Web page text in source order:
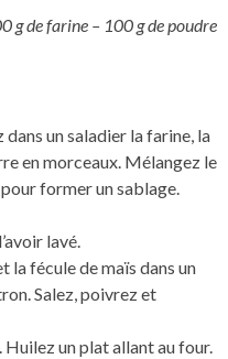
g de farine – 100 g de poudre
un saladier la farine, la
en morceaux. Mélangez le
former un sablage.
lavé.
la fécule de maïs dans un
Salez, poivrez et
un plat allant au four.